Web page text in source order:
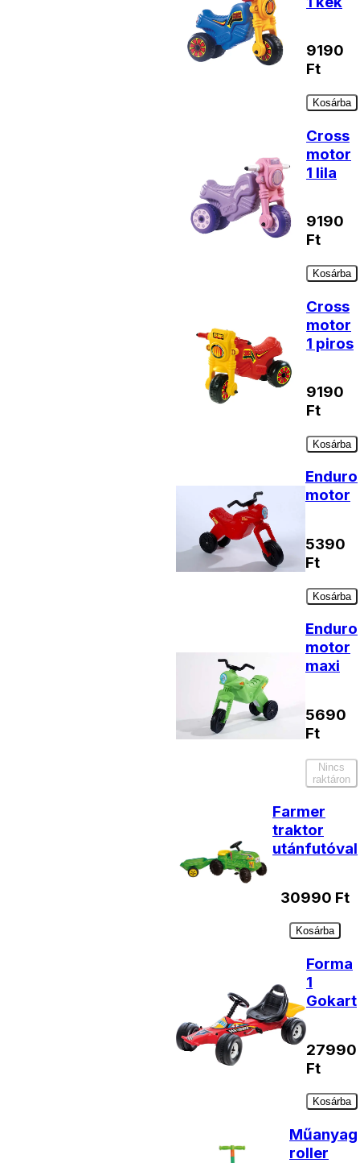
9190
Ft
Kosárba
Cross
motor
1 lila
9190
Ft
Kosárba
Cross
motor
1 piros
9190
Ft
Kosárba
Enduro
motor
5390
Ft
Kosárba
Enduro
motor
maxi
5690
Ft
Nincs
raktáron
Farmer
traktor
utánfutóval
30990 Ft
Kosárba
Forma
1
Gokart
27990
Ft
Kosárba
Műanyag
roller